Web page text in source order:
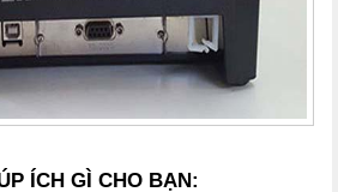
ÍCH GÌ CHO BẠN: